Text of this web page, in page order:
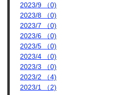
2023/9 （0)
2023/8 （0)
2023/7 （0)
2023/6 （0)
2023/5 （0)
2023/4 （0)
2023/3 （0)
2023/2 （4)
2023/1 （2)